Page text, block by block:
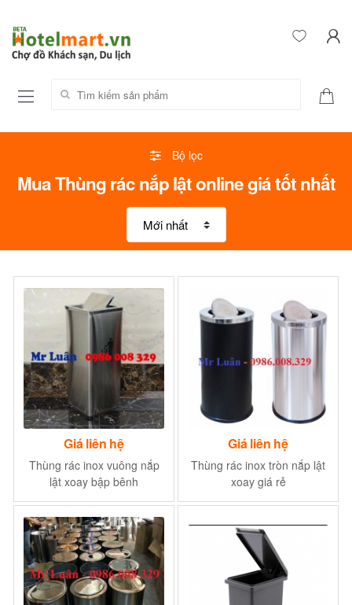
Tìm kiếm sản phẩm:
Bộ lọc
Mua Thùng rác nắp lật online giá tốt nhất
Giá liên hệ
Thùng rác inox vuông nắp
lật xoay bập bênh
Giá liên hệ
Thùng rác inox tròn nắp lật
xoay giá rẻ